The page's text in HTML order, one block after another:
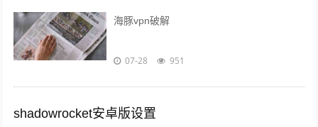
海豚vpn破解
07-28 951
shadowrocket安卓版设置